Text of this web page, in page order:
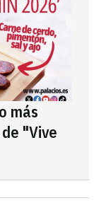
más
"Vive